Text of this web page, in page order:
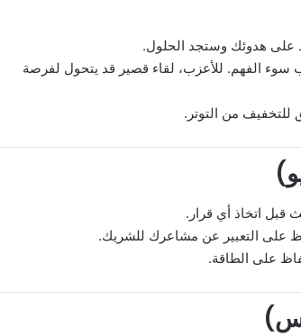
على هدوئك وستجد الحلول.
سوء الفهم. للأعزب، لقاء قصير قد يتحول لفرصة
للتخفيف من التوتر.
قبل اتخاذ أي قرار.
على التعبير عن مشاعرك للشريك.
على الطاقة.